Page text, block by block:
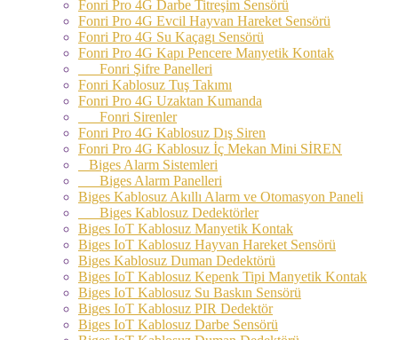
Fonri Pro 4G Darbe Titreşim Sensörü
Fonri Pro 4G Evcil Hayvan Hareket Sensörü
Fonri Pro 4G Su Kaçagı Sensörü
Fonri Pro 4G Kapı Pencere Manyetik Kontak
Fonri Şifre Panelleri
Fonri Kablosuz Tuş Takımı
Fonri Pro 4G Uzaktan Kumanda
Fonri Sirenler
Fonri Pro 4G Kablosuz Dış Siren
Fonri Pro 4G Kablosuz İç Mekan Mini SİREN
Biges Alarm Sistemleri
Biges Alarm Panelleri
Biges Kablosuz Akıllı Alarm ve Otomasyon Paneli
Biges Kablosuz Dedektörler
Biges IoT Kablosuz Manyetik Kontak
Biges IoT Kablosuz Hayvan Hareket Sensörü
Biges Kablosuz Duman Dedektörü
Biges IoT Kablosuz Kepenk Tipi Manyetik Kontak
Biges IoT Kablosuz Su Baskın Sensörü
Biges IoT Kablosuz PIR Dedektör
Biges IoT Kablosuz Darbe Sensörü